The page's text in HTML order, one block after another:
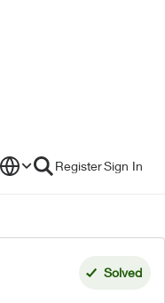
RegisterSign In
Solved